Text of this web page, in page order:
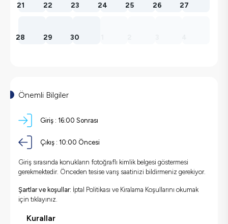
21 22 23 24 25 26 27
28 29 30
Önemli Bilgiler
Giriş : 16:00 Sonrası
Çıkış : 10:00 Öncesi
Giriş sırasında konukların fotoğraflı kimlik belgesi göstermesi
gerekmektedir. Önceden tesise varış saatinizi bildirmeniz gerekiyor.
Şartlar ve koşullar: İptal Politikası ve Kiralama Koşullarını okumak
için tıklayınız.
Kurallar